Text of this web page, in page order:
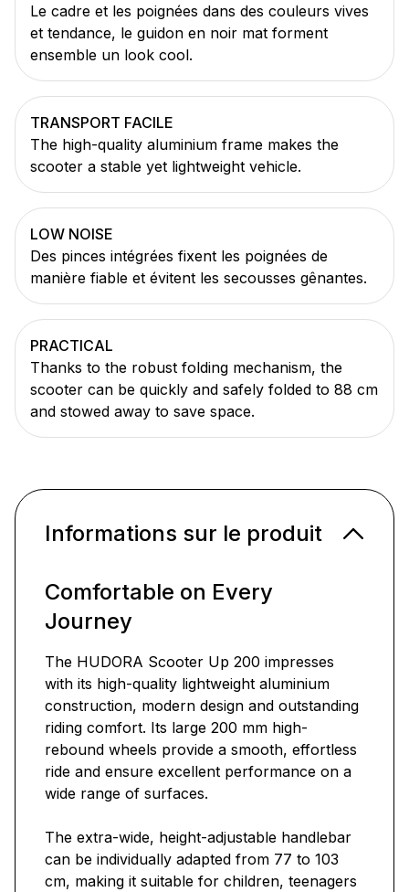
Le cadre et les poignées dans des couleurs vives
et tendance, le guidon en noir mat forment
ensemble un look cool.
TRANSPORT FACILE
The high-quality aluminium frame makes the
scooter a stable yet lightweight vehicle.
LOW NOISE
Des pinces intégrées fixent les poignées de
manière fiable et évitent les secousses gênantes.
PRACTICAL
Thanks to the robust folding mechanism, the
scooter can be quickly and safely folded to 88 cm
and stowed away to save space.
Informations sur le produit
Comfortable on Every
Journey
The HUDORA Scooter Up 200 impresses
with its high-quality lightweight aluminium
construction, modern design and outstanding
riding comfort. Its large 200 mm high-
rebound wheels provide a smooth, effortless
ride and ensure excellent performance on a
wide range of surfaces.
The extra-wide, height-adjustable handlebar
can be individually adapted from 77 to 103
cm, making it suitable for children, teenagers